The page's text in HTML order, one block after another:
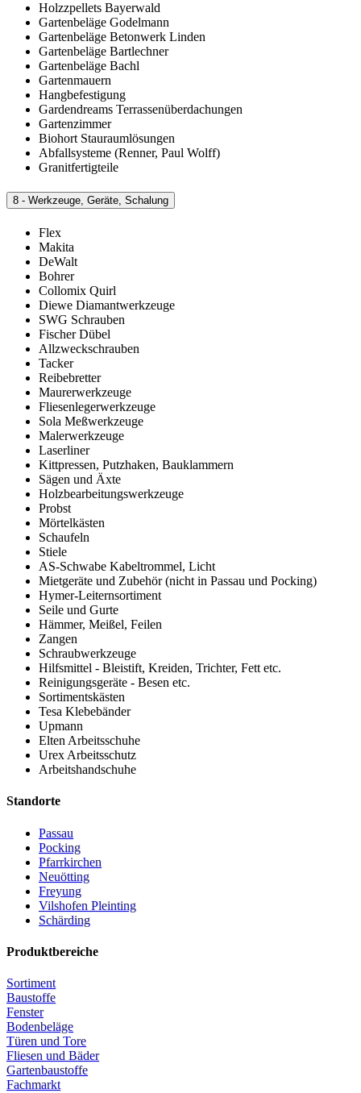
Holzzpellets Bayerwald
Gartenbeläge Godelmann
Gartenbeläge Betonwerk Linden
Gartenbeläge Bartlechner
Gartenbeläge Bachl
Gartenmauern
Hangbefestigung
Gardendreams Terrassenüberdachungen
Gartenzimmer
Biohort Stauraumlösungen
Abfallsysteme (Renner, Paul Wolff)
Granitfertigteile
8 - Werkzeuge, Geräte, Schalung
Flex
Makita
DeWalt
Bohrer
Collomix Quirl
Diewe Diamantwerkzeuge
SWG Schrauben
Fischer Dübel
Allzweckschrauben
Tacker
Reibebretter
Maurerwerkzeuge
Fliesenlegerwerkzeuge
Sola Meßwerkzeuge
Malerwerkzeuge
Laserliner
Kittpressen, Putzhaken, Bauklammern
Sägen und Äxte
Holzbearbeitungswerkzeuge
Probst
Mörtelkästen
Schaufeln
Stiele
AS-Schwabe Kabeltrommel, Licht
Mietgeräte und Zubehör (nicht in Passau und Pocking)
Hymer-Leiternsortiment
Seile und Gurte
Hämmer, Meißel, Feilen
Zangen
Schraubwerkzeuge
Hilfsmittel - Bleistift, Kreiden, Trichter, Fett etc.
Reinigungsgeräte - Besen etc.
Sortimentskästen
Tesa Klebebänder
Upmann
Elten Arbeitsschuhe
Urex Arbeitsschutz
Arbeitshandschuhe
Standorte
Passau
Pocking
Pfarrkirchen
Neuötting
Freyung
Vilshofen Pleinting
Schärding
Produktbereiche
Sortiment
Baustoffe
Fenster
Bodenbeläge
Türen und Tore
Fliesen und Bäder
Gartenbaustoffe
Fachmarkt